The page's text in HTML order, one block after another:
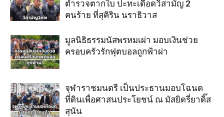
ตำรวจตากใบ ปะทะเดือดวิสามัญ 2
คนร้าย ที่สุคิริน นราธิวาส
มูลนิธิธรรมนัสพรหมเผ่า มอบเงินช่วย
ครอบครัวรักฟุตบอลถูกฟ้าผ่า
จุฬาราชมนตรี เป็นประธานมอบโฉนด
ที่ดินเพื่อศาสนประโยชน์ ณ มัสยิดรี่ยาดิ๊ส
สุนัน